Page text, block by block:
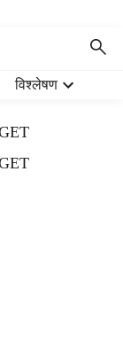
विश्लेषण